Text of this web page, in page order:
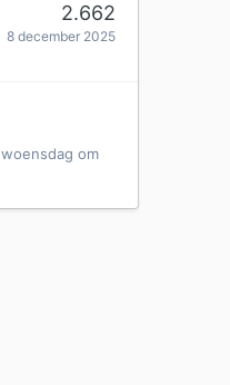
2.662
8 december 2025
woensdag om